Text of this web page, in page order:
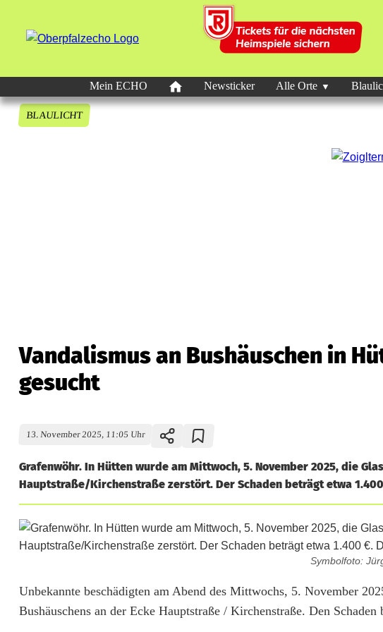
Mein ECHO Newsticker Alle Orte
BLAULICHT
Vandalismus an Bushäuschen in
gesucht
13. November 2025, 11:05 Uhr
Grafenwöhr. In Hütten wurde am Mittwoch, 5. November 2025, die
Hauptstraße/Kirchenstraße zerstört. Der Schaden beträgt etwa
Symbolfoto:
V
a
Unbekannte beschädigten am Abend des Mittwochs, 5. November
Bushäuschens an der Ecke Hauptstraße / Kirchenstraße. Den